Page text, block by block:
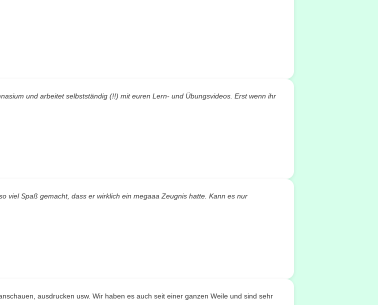
und arbeitet selbstständig (!!) mit euren Lern- und Übungsvideos. Erst wenn ihr
viel Spaß gemacht, dass er wirklich ein megaaa Zeugnis hatte. Kann es nur
ausdrucken usw. Wir haben es auch seit einer ganzen Weile und sind sehr